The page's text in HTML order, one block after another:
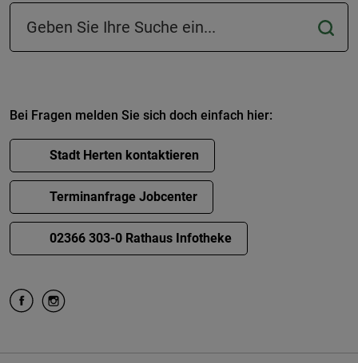
Suchfeld in der Fußzeile
Bei Fragen melden Sie sich doch einfach hier:
Stadt Herten kontaktieren
Terminanfrage Jobcenter
02366 303-0 Rathaus Infotheke